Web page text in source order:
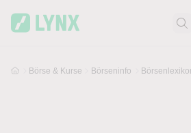
Börse & Kurse Börseninfo